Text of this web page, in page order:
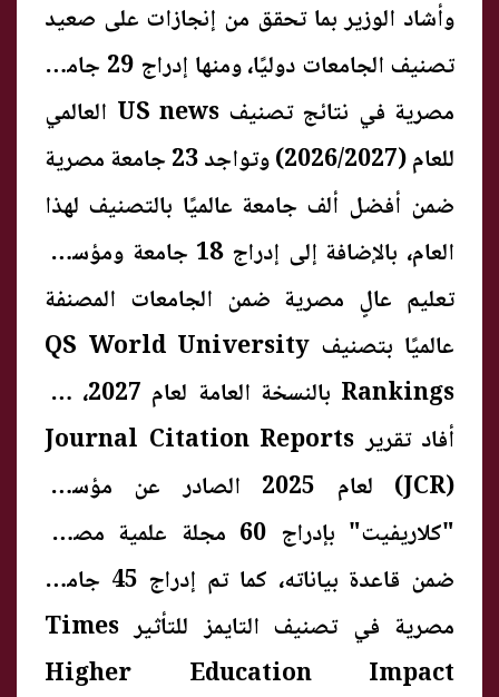
وأشاد الوزير بما تحقق من إنجازات على صعيد
تصنيف الجامعات دوليًا، ومنها إدراج 29 جامعة
مصرية في نتائج تصنيف US news العالمي
للعام (2026/2027) وتواجد 23 جامعة مصرية
ضمن أفضل ألف جامعة عالميًا بالتصنيف لهذا
العام، بالإضافة إلى إدراج 18 جامعة ومؤسسة
تعليم عالٍ مصرية ضمن الجامعات المصنفة
عالميًا بتصنيف QS World University
Rankings بالنسخة العامة لعام 2027، كما
أفاد تقرير Journal Citation Reports
(JCR) لعام 2025 الصادر عن مؤسسة
"كلاريفيت" بإدراج 60 مجلة علمية مصرية
ضمن قاعدة بياناته، كما تم إدراج 45 جامعة
مصرية في تصنيف التايمز للتأثير Times
Higher Education Impact